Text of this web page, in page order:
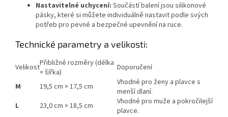
Nastavitelné uchycení: Součástí balení jsou silikonové
pásky, které si můžete individuálně nastavit podle svých
potřeb pro pevné a bezpečné upevnění na ruce.
Technické parametry a velikosti:
VelikostPřibližné rozměry (délka
× šířka)
Doporučení
M
19,5 cm × 17,5 cm
Vhodné pro ženy a plavce s
menší dlaní.
L
23,0 cm × 18,5 cm
Vhodné pro muže a pokročilejší
plavce.